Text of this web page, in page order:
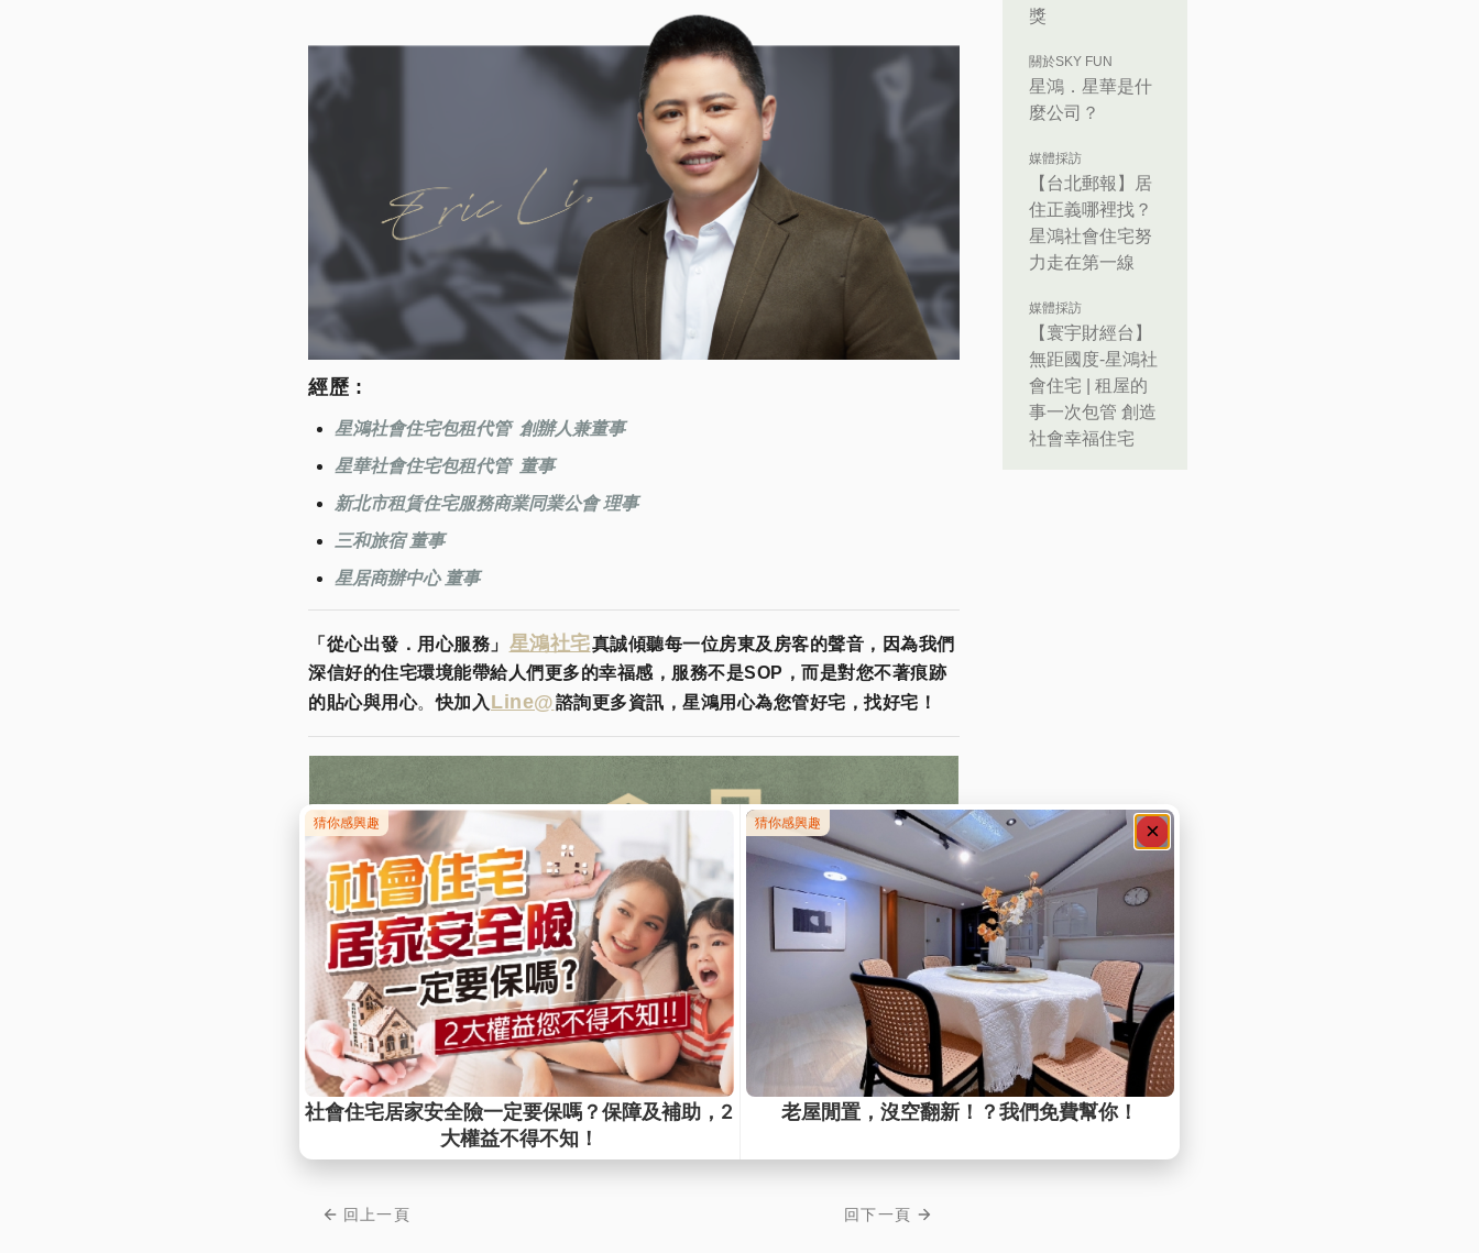
經歷 :
星鴻社會住宅包租代管 創辦人兼董事
星華社會住宅包租代管 董事
新北市租賃住宅服務商業同業公會 理事
三和旅宿 董事
星居商辦中心 董事
「從心出發．用心服務」 星鴻社宅真誠傾聽每一位房東及房客的聲音，因為我們
深信好的住宅環境能帶給人們更多的幸福感，服務不是SOP，而是對您不著痕跡
的貼心與用心。快加入 Line@諮詢更多資訊，星鴻用心為您管好宅，找好宅！
hashtags: #創辦人介紹
回上一頁 回下一頁
獎
關於SKY FUN
星鴻．星華是什
麼公司？
媒體採訪
【台北郵報】居
住正義哪裡找？
星鴻社會住宅努
力走在第一線
媒體採訪
【寰宇財經台】
無距國度-星鴻社
會住宅 | 租屋的
事一次包管 創造
社會幸福住宅